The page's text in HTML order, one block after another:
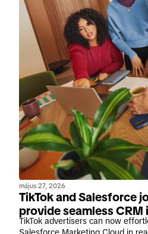
május 27, 2026
TikTok and Salesforce
provide seamless
TikTok advertisers can now